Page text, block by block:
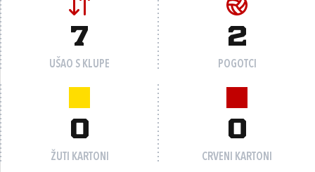
7
UŠAO S KLUPE
2
POGOTCI
0
ŽUTI KARTONI
0
CRVENI KARTONI